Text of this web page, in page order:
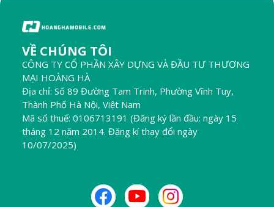
VỀ CHÚNG TÔI
CÔNG TY CỔ PHẦN XÂY DỰNG VÀ ĐẦU TƯ THƯƠNG
MẠI HOÀNG HÀ
Địa chỉ: Số 89 Đường Tam Trinh, Phường Vĩnh Tuy,
Thành Phố Hà Nội, Việt Nam
Mã số thuế: 0106713191 (Đăng ký lần đầu: ngày 15
tháng 12 năm 2014. Đăng kí thay đổi ngày
10/07/2025)